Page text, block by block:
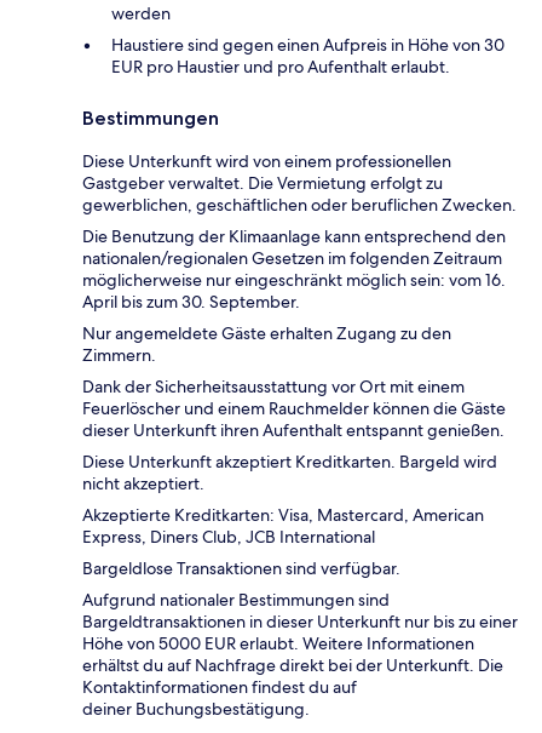
werden
Haustiere sind gegen einen Aufpreis in Höhe von 30
EUR pro Haustier und pro Aufenthalt erlaubt.
Bestimmungen
Diese Unterkunft wird von einem professionellen
Gastgeber verwaltet. Die Vermietung erfolgt zu
gewerblichen, geschäftlichen oder beruflichen Zwecken.
Die Benutzung der Klimaanlage kann entsprechend den
nationalen/regionalen Gesetzen im folgenden Zeitraum
möglicherweise nur eingeschränkt möglich sein: vom 16.
April bis zum 30. September.
Nur angemeldete Gäste erhalten Zugang zu den
Zimmern.
Dank der Sicherheitsausstattung vor Ort mit einem
Feuerlöscher und einem Rauchmelder können die Gäste
dieser Unterkunft ihren Aufenthalt entspannt genießen.
Diese Unterkunft akzeptiert Kreditkarten. Bargeld wird
nicht akzeptiert.
Akzeptierte Kreditkarten: Visa, Mastercard, American
Express, Diners Club, JCB International
Bargeldlose Transaktionen sind verfügbar.
Aufgrund nationaler Bestimmungen sind
Bargeldtransaktionen in dieser Unterkunft nur bis zu einer
Höhe von 5000 EUR erlaubt. Weitere Informationen
erhältst du auf Nachfrage direkt bei der Unterkunft. Die
Kontaktinformationen findest du auf
deiner Buchungsbestätigung.